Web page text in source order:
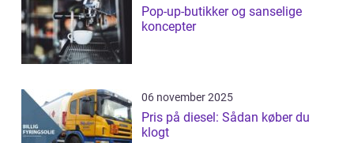
Pop-up-butikker og sanselige
koncepter
06 november 2025
Pris på diesel: Sådan køber du
klogt